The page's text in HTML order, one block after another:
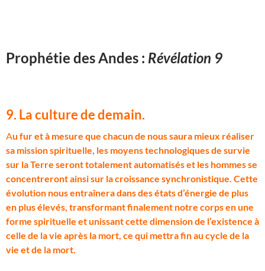
Prophétie des Andes : Révélation 9
9. La culture de demain.
Au fur et à mesure que chacun de nous saura mieux réaliser
sa mission spirituelle, les moyens technologiques de survie
sur la Terre seront totalement automatisés et les hommes se
concentreront ainsi sur la croissance synchronistique. Cette
évolution nous entraînera dans des états d’énergie de plus
en plus élevés, transformant finalement notre corps en une
forme spirituelle et unissant cette dimension de l’existence à
celle de la vie après la mort, ce qui mettra fin au cycle de la
vie et de la mort.